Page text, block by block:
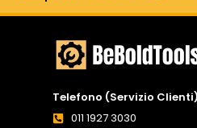
Telefono (Servizio Clienti)
011 1927 3030